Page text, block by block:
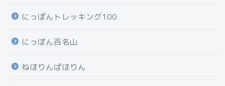
にっぽんトレッキング100
にっぽん百名山
ねほりんぱほりん